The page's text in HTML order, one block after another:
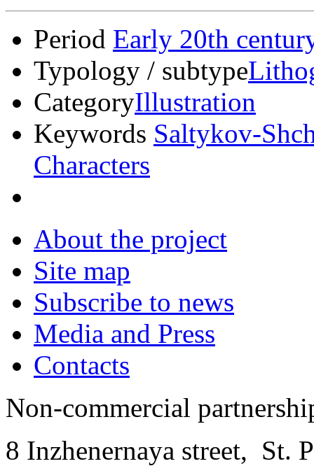
Period Early 20th
Typology / subtype
CategoryIllustration
Keywords Saltykov-
Characters
About the project
Site map
Subscribe to news
Media and Press
Contacts
Non-commercial
8 Inzhenernaya street, St.